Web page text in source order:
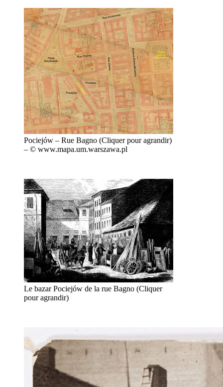
Pociejów – Rue Bagno (Cliquer pour agrandir)
– © www.mapa.um.warszawa.pl
Le bazar Pociejów de la rue Bagno (Cliquer
pour agrandir)